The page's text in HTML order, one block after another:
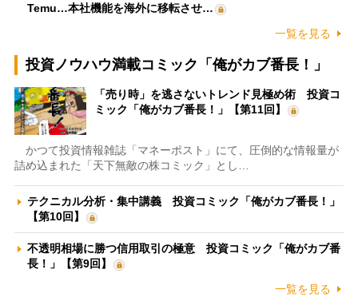
Temu…本社機能を海外に移転させ…
一覧を見る
投資ノウハウ満載コミック「俺がカブ番長！」
「売り時」を逃さないトレンド見極め術 投資コ
ミック「俺がカブ番長！」【第11回】
かつて投資情報雑誌「マネーポスト」にて、圧倒的な情報量が
詰め込まれた「天下無敵の株コミック」とし…
テクニカル分析・集中講義 投資コミック「俺がカブ番長！」
【第10回】
不透明相場に勝つ信用取引の極意 投資コミック「俺がカブ番
長！」【第9回】
一覧を見る